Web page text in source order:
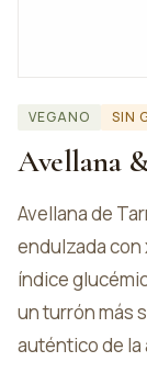
VEGANO SIN
Avellana
Avellana de
endulzada con
índice
un turrón más
auténtico de la